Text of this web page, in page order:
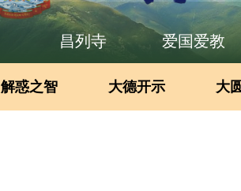
昌列寺 爱国爱教
解惑之智 大德开示 大